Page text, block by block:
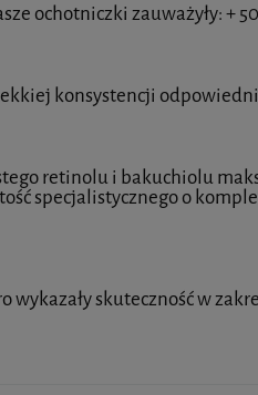
ochotniczki zauważyły: +
konsystencji
retinolu i bakuchiolu
specjalistycznego o
wykazały skuteczność w